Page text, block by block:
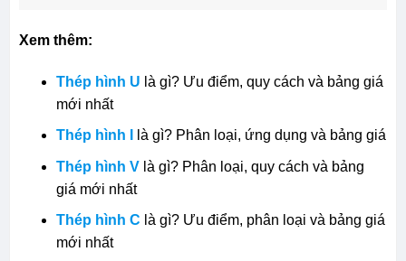
Xem thêm:
Thép hình U là gì? Ưu điểm, quy cách và bảng giá
mới nhất
Thép hình I là gì? Phân loại, ứng dụng và bảng giá
Thép hình Vlà gì? Phân loại, quy cách và bảng
giá mới nhất
Thép hình C là gì? Ưu điểm, phân loại và bảng giá
mới nhất